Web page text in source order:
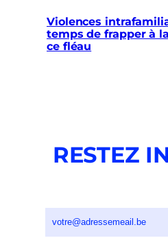
Violences
temps de frapper à
ce fléau
RESTEZ